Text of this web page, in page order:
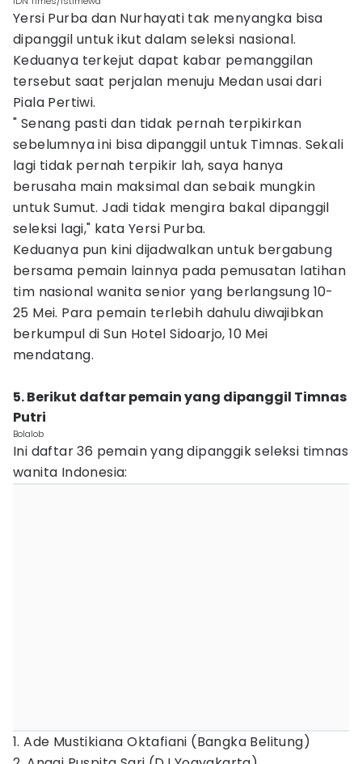
Yersi Purba dan Nurhayati tak menyangka bisa
dipanggil untuk ikut dalam seleksi nasional.
Keduanya terkejut dapat kabar pemanggilan
tersebut saat perjalan menuju Medan usai dari
Piala Pertiwi.
" Senang pasti dan tidak pernah terpikirkan
sebelumnya ini bisa dipanggil untuk Timnas. Sekali
lagi tidak pernah terpikir lah, saya hanya
berusaha main maksimal dan sebaik mungkin
untuk Sumut. Jadi tidak mengira bakal dipanggil
seleksi lagi," kata Yersi Purba.
Keduanya pun kini dijadwalkan untuk bergabung
bersama pemain lainnya pada pemusatan latihan
tim nasional wanita senior yang berlangsung 10-
25 Mei. Para pemain terlebih dahulu diwajibkan
berkumpul di Sun Hotel Sidoarjo, 10 Mei
mendatang.
5. Berikut daftar pemain yang dipanggil Timnas
Putri
Bolalob
Ini daftar 36 pemain yang dipanggik seleksi timnas
wanita Indonesia:
1. Ade Mustikiana Oktafiani (Bangka Belitung)